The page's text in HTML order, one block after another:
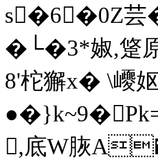
s�6�0Z芸
�└�3*婌,跾
8'柁獬x� \巎
●�
,底W脄